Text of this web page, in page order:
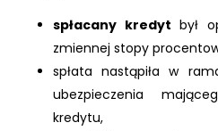
spłacany kredyt był
zmiennej stopy
spłata nastąpiła w
ubezpieczenia
kredytu,